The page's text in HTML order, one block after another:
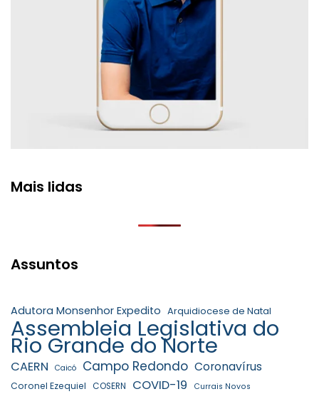
Mais lidas
Assuntos
Adutora Monsenhor Expedito Arquidiocese de Natal
Assembleia Legislativa do
Rio Grande do Norte
CAERN Caicó Campo Redondo Coronavírus
Coronel Ezequiel COSERN COVID-19 Currais Novos